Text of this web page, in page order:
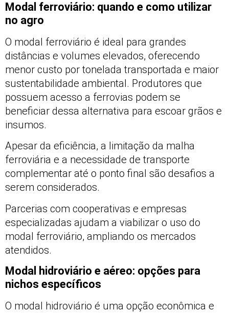
Modal ferroviário: quando e como utilizar
no agro
O modal ferroviário é ideal para grandes
distâncias e volumes elevados, oferecendo
menor custo por tonelada transportada e maior
sustentabilidade ambiental. Produtores que
possuem acesso a ferrovias podem se
beneficiar dessa alternativa para escoar grãos e
insumos.
Apesar da eficiência, a limitação da malha
ferroviária e a necessidade de transporte
complementar até o ponto final são desafios a
serem considerados.
Parcerias com cooperativas e empresas
especializadas ajudam a viabilizar o uso do
modal ferroviário, ampliando os mercados
atendidos.
Modal hidroviário e aéreo: opções para
nichos específicos
O modal hidroviário é uma opção econômica e